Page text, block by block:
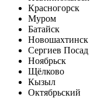
Красногорск
Муром
Батайск
Новошахтинск
Сергиев Посад
Ноябрьск
Щёлково
Кызыл
Октябрьский